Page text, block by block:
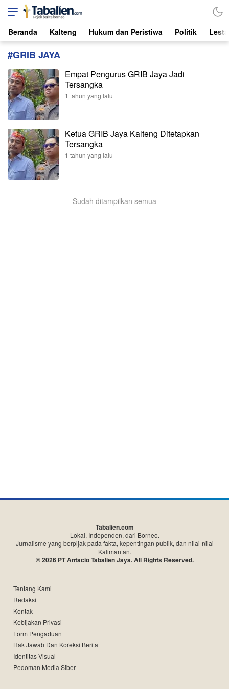
Tabalien.com
Lokal, Independen, dari Borneo
Beranda Kalteng Hukum dan Peristiwa Politik
#GRIB JAYA
Empat Pengurus GRIB Jaya Jadi
Tersangka
1 tahun yang lalu
Ketua GRIB Jaya Kalteng Ditetapkan
Tersangka
1 tahun yang lalu
Sudah ditampilkan semua
Tabalien.com
Lokal, Independen, dari Borneo.
Jurnalisme yang berpijak pada fakta, kepentingan publik, dan nilai-nilai
Kalimantan.
© 2026 PT Antacio Tabalien Jaya. All Rights Reserved.
Tentang Kami
Redaksi
Kontak
Kebijakan Privasi
Form Pengaduan
Hak Jawab Dan Koreksi Berita
Identitas Visual
Pedoman Media Siber